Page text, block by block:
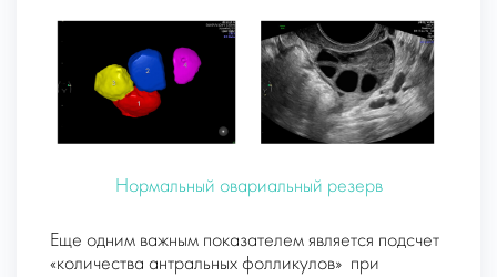
Нормальный овариальный резерв
Еще одним важным показателем является подсчет
«количества антральных фолликулов» при